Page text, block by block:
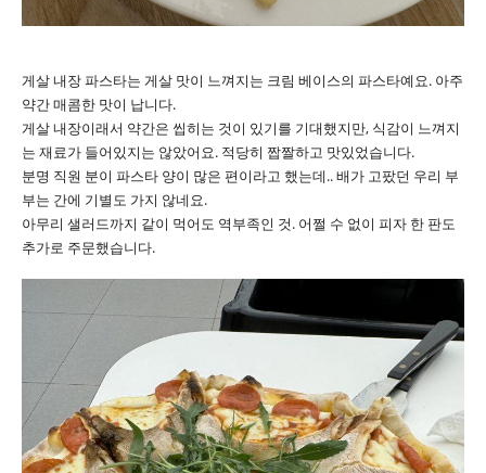
게살 내장 파스타는 게살 맛이 느껴지는 크림 베이스의 파스타예요. 아주
약간 매콤한 맛이 납니다.
게살 내장이래서 약간은 씹히는 것이 있기를 기대했지만, 식감이 느껴지
는 재료가 들어있지는 않았어요. 적당히 짭짤하고 맛있었습니다.
분명 직원 분이 파스타 양이 많은 편이라고 했는데.. 배가 고팠던 우리 부
부는 간에 기별도 가지 않네요.
아무리 샐러드까지 같이 먹어도 역부족인 것. 어쩔 수 없이 피자 한 판도
추가로 주문했습니다.